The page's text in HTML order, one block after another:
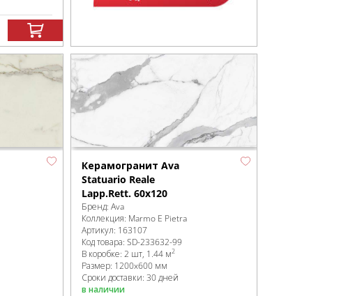
Керамогранит Ava
Statuario Reale
Lapp.Rett. 60x120
Бренд: Ava
Коллекция: Marmo E Pietra
Артикул: 163107
Код товара: SD-233632-99
В коробке: 2 шт, 1.44 м2
Размер: 1200x600 мм
Сроки доставки: 30 дней
в наличии